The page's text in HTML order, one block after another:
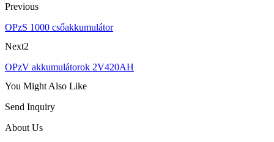
Previous
OPzS 1000 csőakkumulátor
Next2
OPzV akkumulátorok 2V420AH
You Might Also Like
Send Inquiry
About Us